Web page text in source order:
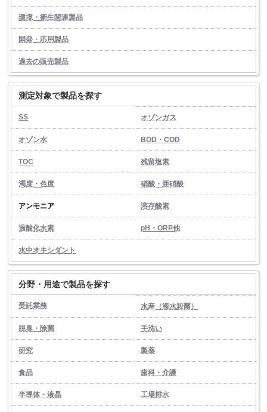
環境・衛生関連製品
開発・応用製品
過去の販売製品
測定対象で製品を探す
SS オゾンガス
オゾン水 BOD・COD
TOC 残留塩素
濁度・色度 硝酸・亜硝酸
アンモニア 溶存酸素
過酸化水素 pH・ORP他
水中オキシダント
分野・用途で製品を探す
受託業務 水産（海水殺菌）
脱臭・除菌 手洗い
研究 製薬
食品 歯科・介護
半導体・液晶 工場排水